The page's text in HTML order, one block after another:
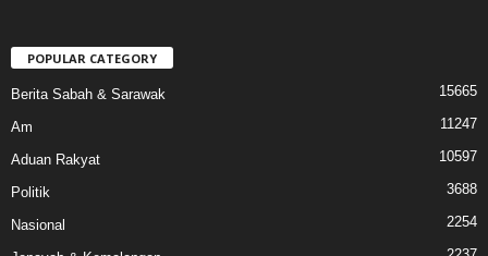
POPULAR CATEGORY
Berita Sabah & Sarawak 15665
Am 11247
Aduan Rakyat 10597
Politik 3688
Nasional 2254